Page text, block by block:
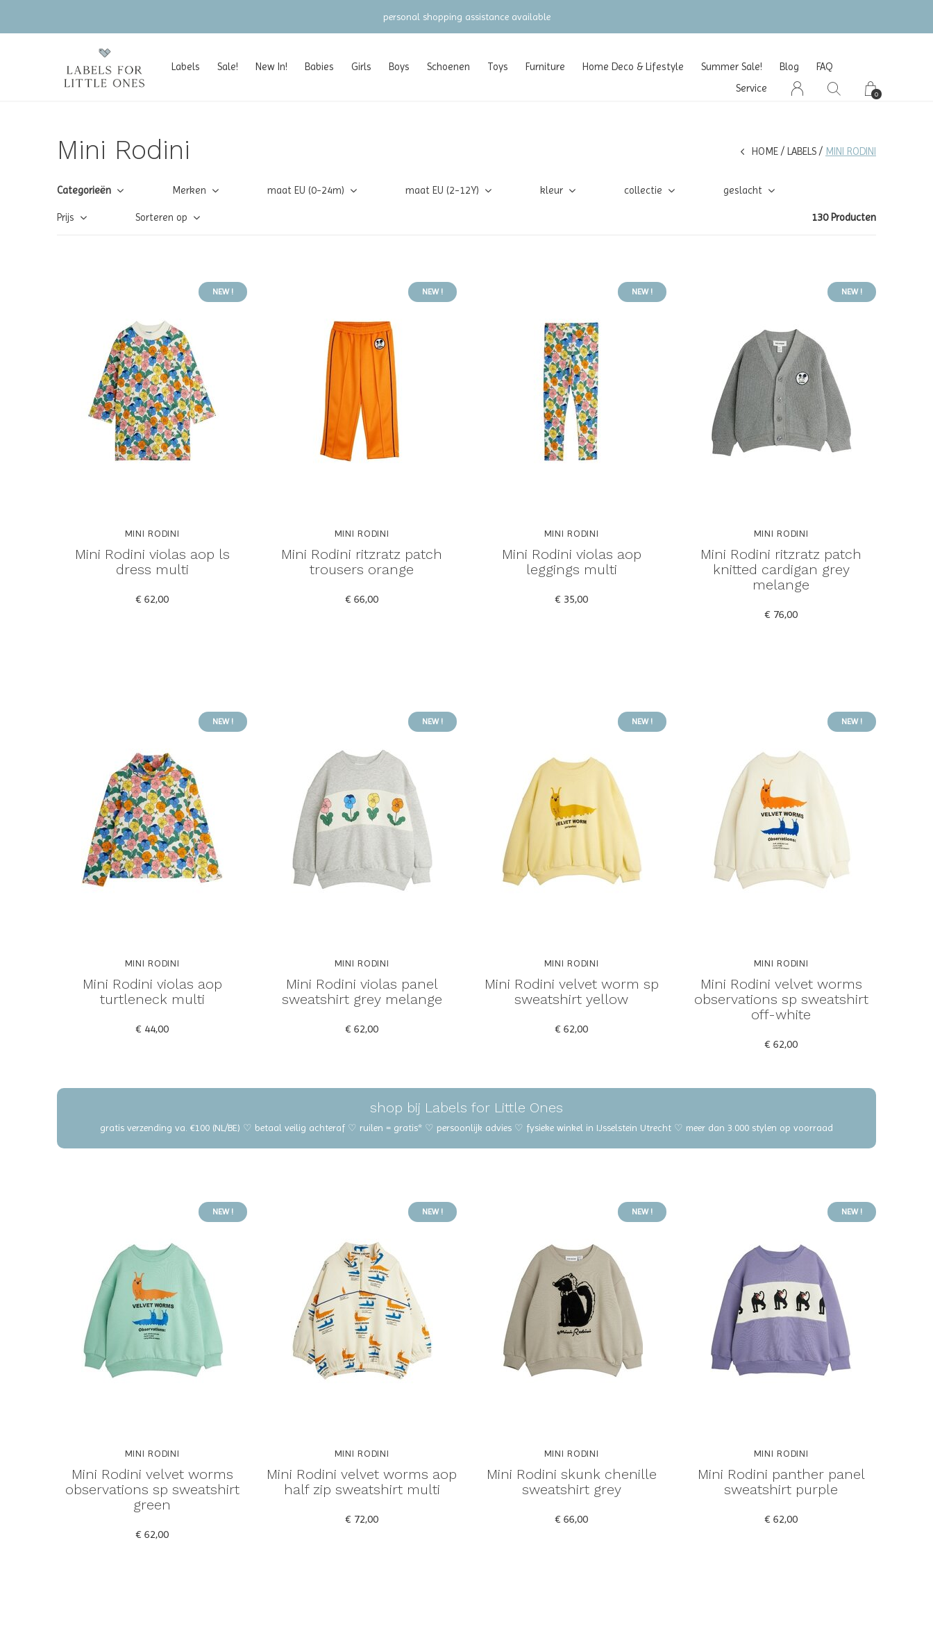
Labels Sale! New In! Babies Girls Boys Schoenen Toys Furniture Home Deco & Lifestyle Summer Sale! Blog
FAQ
Service
0
gratis verzending vanaf €100 (NL/BE/DE)
Mini Rodini HOME LABELS MINI RODINI
Categorieën Merken maat EU (0-24m) maat EU (2-12Y) kleur collectie geslacht
Prijs Sorteren op 130 Producten
NEW !
MINI RODINI
Mini Rodini violas aop ls
dress multi
€ 62,00
NEW !
MINI RODINI
Mini Rodini ritzratz patch
trousers orange
€ 66,00
NEW !
MINI RODINI
Mini Rodini violas aop
leggings multi
€ 35,00
NEW !
MINI RODINI
Mini Rodini ritzratz patch
knitted cardigan grey
melange
€ 76,00
NEW !
MINI RODINI
Mini Rodini violas aop
turtleneck multi
€ 44,00
NEW !
MINI RODINI
Mini Rodini violas panel
sweatshirt grey melange
€ 62,00
NEW !
MINI RODINI
Mini Rodini velvet worm sp
sweatshirt yellow
€ 62,00
NEW !
MINI RODINI
Mini Rodini velvet worms
observations sp sweatshirt
off-white
€ 62,00
shop bij Labels for Little Ones
gratis verzending va. €100 (NL/BE) ♡ betaal veilig achteraf ♡ ruilen = gratis* ♡ persoonlijk advies ♡ fysieke winkel in IJsselstein Utrecht ♡ meer dan 3.000 stylen op voorraad
NEW !
MINI RODINI
Mini Rodini velvet worms
observations sp sweatshirt
green
€ 62,00
NEW !
MINI RODINI
Mini Rodini velvet worms aop
half zip sweatshirt multi
€ 72,00
NEW !
MINI RODINI
Mini Rodini skunk chenille
sweatshirt grey
€ 66,00
NEW !
MINI RODINI
Mini Rodini panther panel
sweatshirt purple
€ 62,00